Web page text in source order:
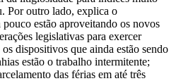
Por outro lado, explica o
pouco estão aproveitando os novos
legislativas para exercer
dispositivos que ainda estão sendo
estão o trabalho intermitente;
das férias em até três